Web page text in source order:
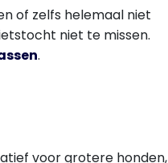
of zelfs helemaal niet
niet te missen.
.
voor grotere honden,